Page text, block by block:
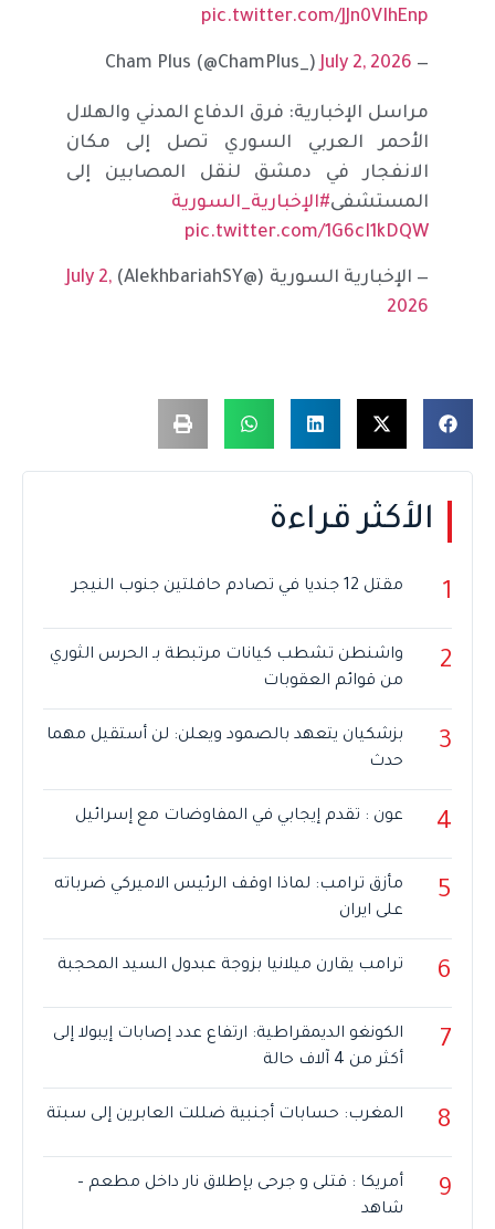
pic.twitter.com/JJn0VIhEnp
— Cham Plus (@ChamPlus_)
July 2, 2026
مراسل الإخبارية: فرق الدفاع المدني والهلال
الأحمر العربي السوري تصل إلى مكان
الانفجار في دمشق لنقل المصابين إلى
المستشفى#الإخبارية_السورية
pic.twitter.com/1G6cI1kDQW
— الإخبارية السورية (@AlekhbariahSY)
July 2,
2026
الأكثر قراءة
1 مقتل 12 جنديا في تصادم حافلتين جنوب النيجر
2
واشنطن تشطب كيانات مرتبطة بـ الحرس الثوري
من قوائم العقوبات
3
بزشكيان يتعهد بالصمود ويعلن: لن أستقيل مهما
حدث
4 عون : تقدم إيجابي في المفاوضات مع إسرائيل
5
مأزق ترامب: لماذا اوقف الرئيس الاميركي ضرباته
على ايران
6 ترامب يقارن ميلانيا بزوجة عبدول السيد المحجبة
7
الكونغو الديمقراطية: ارتفاع عدد إصابات إيبولا إلى
أكثر من 4 آلاف حالة
8 المغرب: حسابات أجنبية ضللت العابرين إلى سبتة
9
أمريكا : قتلى و جرحى بإطلاق نار داخل مطعم –
شاهد